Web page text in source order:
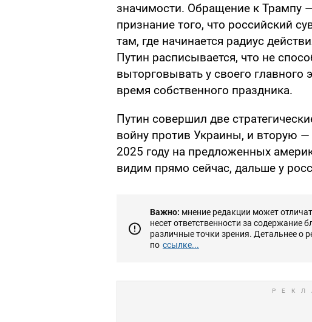
значимости. Обращение к Трампу
признание того, что российский
там, где начинается радиус
Путин расписывается, что не
выторговывать у своего главного
время собственного праздника.
Путин совершил две
войну против Украины, и вторую —
2025 году на предложенных
видим прямо сейчас, дальше у
Важно: мнение редакции может
несет ответственности за содержание
различные точки зрения. Детальнее о
по ссылке...